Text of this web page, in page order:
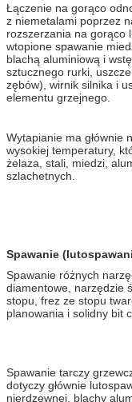
Łączenie na gorąco
z niemetalami poprzez
rozszerzania na gorąco
wtopione spawanie
blachą aluminiową i
sztucznego rurki,
zębów), wirnik silnika i
elementu grzejnego.
Wytapianie ma głównie
wysokiej temperatury,
żelaza, stali, miedzi,
szlachetnych.
Spawanie
Spawanie różnych
diamentowe, narzędzie
stopu, frez ze stopu
planowania i solidny bit
Spawanie tarczy
dotyczy głównie
nierdzewnej, blachy